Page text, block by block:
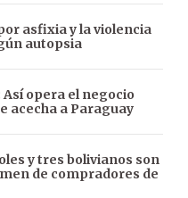
asfixia y la violencia
autopsia
opera el negocio
acecha a Paraguay
y tres bolivianos son
de compradores de